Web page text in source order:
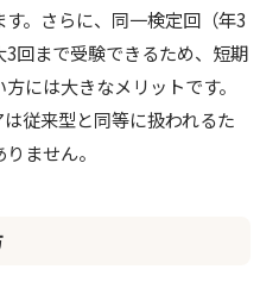
す。さらに、同一検定回（年3
回まで受験できるため、短期
には大きなメリットです。
従来型と同等に扱われるた
ません。